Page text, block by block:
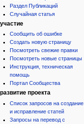
Раздел Публикаций
Случайная статья
участие
Сообщить об ошибке
Создать новую страницу
Посмотреть свежие правки
Посмотреть новые страницы
Инструкция, техническая
помощь
Портал Сообщества
развитие проекта
Список запросов на создание
и исправление статей
Запросы на перевод с